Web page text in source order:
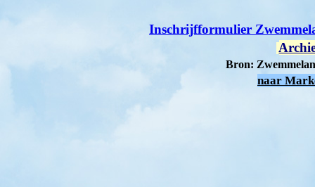
Inschrijfformulier
Bron:
naar